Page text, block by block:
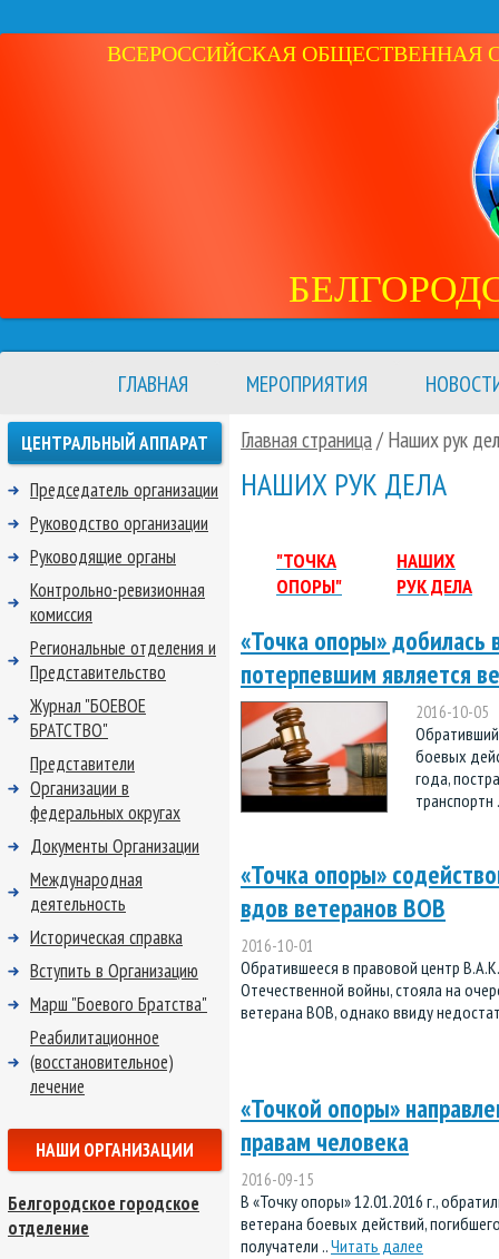
ВСЕРОССИЙСКАЯ ОБЩЕСТВЕННАЯ
ГЛАВНАЯ МЕРОПРИЯТИЯ
Главная страница/ Наших рук
НАШИХ РУК ДЕЛА
"ТОЧКА
ОПОРЫ"
НАШИХ
РУК ДЕЛА
«Точка опоры» добилась
потерпевшим является
2016-10-05
боевых
года,
транспортн
«Точка опоры»
вдов ветеранов ВОВ
2016-10-01
Обратившееся в правовой центр
Отечественной войны, стояла на
ветерана ВОВ, однако ввиду
«Точкой опоры»
правам человека
2016-09-15
В «Точку опоры» 12.01.2016 г.,
ветерана боевых действий,
получатели ..Читать далее
ЦЕНТРАЛЬНЫЙ АППАРАТ
Председатель организации
Руководство организации
Руководящие органы
Контрольно-ревизионная
комиссия
Региональные отделения и
Представительство
Журнал "БОЕВОЕ
БРАТСТВО"
Представители
Организации в
федеральных округах
Документы Организации
Международная
деятельность
Историческая справка
Вступить в Организацию
Марш "Боевого Братства"
Реабилитационное
(восстановительное)
лечение
НАШИ ОРГАНИЗАЦИИ
Белгородское городское
отделение